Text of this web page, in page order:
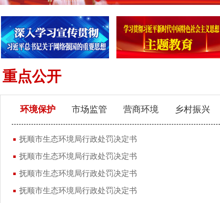
重点公开
环境保护 市场监管 营商环境 乡村振兴
抚顺市生态环境局行政处罚决定书
抚顺市生态环境局行政处罚决定书
抚顺市生态环境局行政处罚决定书
抚顺市生态环境局行政处罚决定书